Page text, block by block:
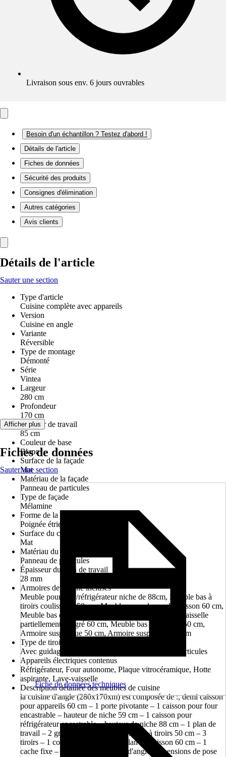
Livraison sous env. 6 jours ouvrables
Besoin d'un échantillon ? Testez d'abord !
Détails de l'article
Fiches de données
Sécurité des produits
Consignes d'élimination
Autres catégories
Avis clients
Détails de l'article
Sauter une section
Type d'article
Cuisine complète avec appareils
Version
Cuisine en angle
Variante
Réversible
Type de montage
Démonté
Série
Vintea
Largeur
280 cm
Profondeur
170 cm
Hauteur de travail
85 cm
Couleur de base
Blanc
Surface de la façade
Mat
Matériau de la façade
Panneau de particules
Type de façade
Mélamine
Forme de la poignée
Poignée étrier
Surface du corps
Mat
Matériau du corps
Panneau de particules
Épaisseur du plan de travail
28 mm
Armoires de cuisine incluses
Meuble pour four/réfrigérateur niche de 88cm, Meuble bas à
tiroirs coulissants 50 cm, Meuble pour plaque de cuisson 60 cm,
Meuble bas d'angle avec tablette, Cache pour lave-vaisselle
partiellement intégré 60 cm, Meuble bas sous évier 50 cm,
Armoire suspendue 50 cm, Armoire suspendue 60 cm
Type de tiroir
Avec guidage à billes et châssis pour panneau de particules
Appareils électriques contenus
Réfrigérateur, Four autonome, Plaque vitrocéramique, Hotte
aspirante, Lave-vaisselle
Description détaillée des meubles de cuisine
la cuisine d'angle (280x170xm) est composée de :, demi caisson
pour appareils 60 cm – 1 porte pivotante – 1 caisson pour four
encastrable – hauteur de niche 59 cm – 1 caisson pour
réfrigérateur encastrable – hauteur de niche 88 cm – 1 plan de
travail – 2 grilles d'aération, Meuble bas à tiroirs 50 cm – 3
tiroirs – 1 coulisse, Meuble sous plan de cuisson 60 cm – 1
cache fixe – 2 tiroirs, Meuble bas d'angle (dimensions de pose
Afficher plus
Fiches de données
Sauter une section
Fiche de données techniques